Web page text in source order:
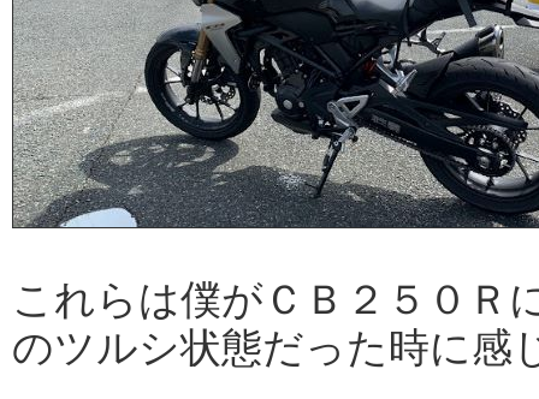
これらは僕がＣＢ２５０Ｒ
のツルシ状態だった時に感